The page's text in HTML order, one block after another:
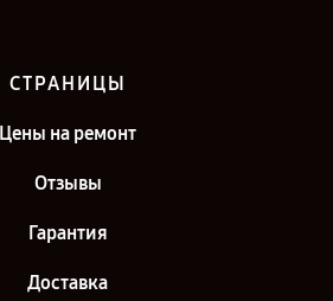
СТРАНИЦЫ
Цены на ремонт
Отзывы
Гарантия
Доставка